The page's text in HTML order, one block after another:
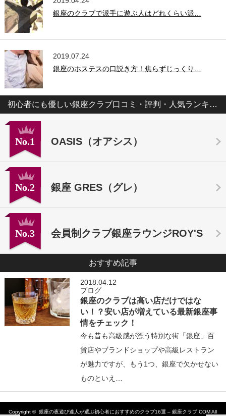
銀座のクラブで派手に遊ぶ人はどれくらい派…
2019.07.24
銀座のホステスの口説き方！焦らずじっくり…
初心者にも優しい銀座クラブ口コミ・評判・人気ランキング
No.1 OASIS（オアシス）
No.2 銀座 GRES（グレ）
No.3 会員制クラブ銀座ラウンジROY'S
おすすめ記事
2018.04.12
ブログ
銀座のクラブは高い店だけではな
い！？安い店が増えている最新銀座事
情をチェック！
今も昔も高級感が漂う特別な街「銀座」百
貨店やブランドショップや高級レストラン
が魅力ですが、もう1つ、銀座で欠かせない
ものといえ…
Copyright ©銀座の夜遊び達人が選ぶ初心者におすすめのクラブ16選 – 銀座クラブ.COMAll